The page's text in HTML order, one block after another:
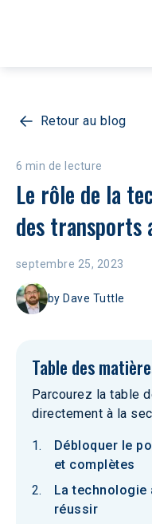
Retour au blog
6 min de lecture
Le rôle de la
des transports
septembre 25, 2023
by Dave Tuttle
Table des
Parcourez la table
directement à la
Débloquer le
et complètes
La technologie
réussir